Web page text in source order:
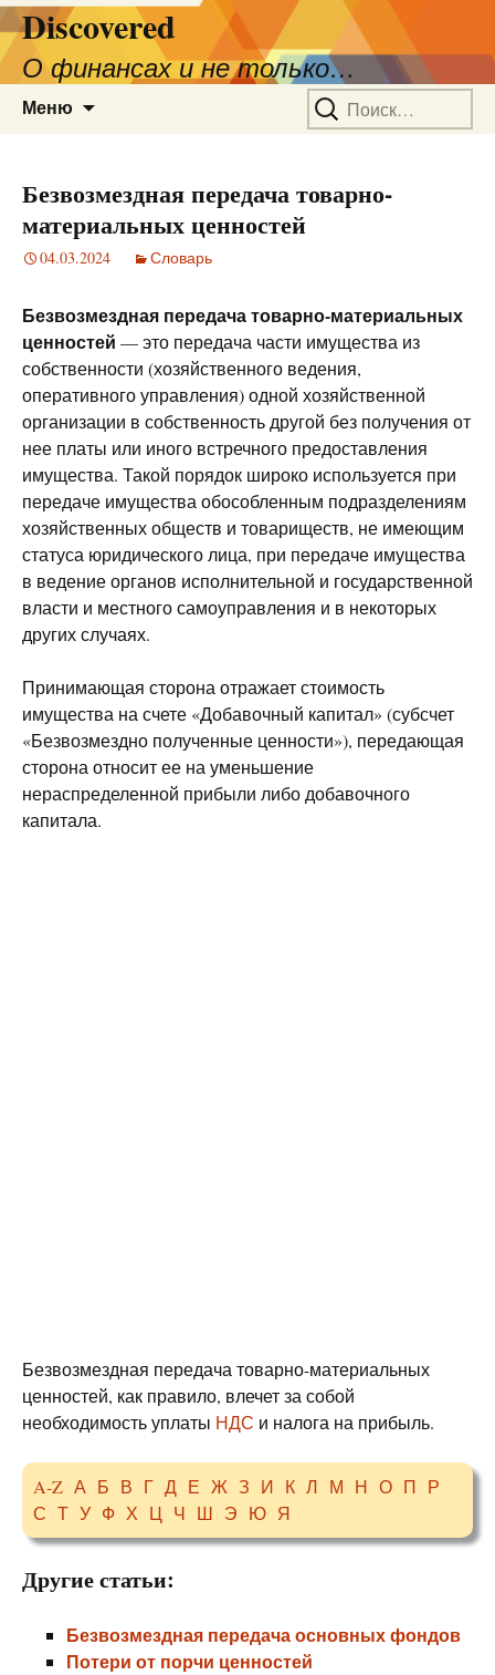
Discovered
О финансах и не только…
Меню Найти:
Безвозмездная передача товарно-
материальных ценностей
04.03.2024 Словарь
Безвозмездная передача товарно-материальных
ценностей — это передача части имущества из
собственности (хозяйственного ведения,
оперативного управления) одной хозяйственной
организации в собственность другой без получения от
нее платы или иного встречного предоставления
имущества. Такой порядок широко используется при
передаче имущества обособленным подразделениям
хозяйственных обществ и товариществ, не имеющим
статуса юридического лица, при передаче имущества
в ведение органов исполнительной и государственной
власти и местного самоуправления и в некоторых
других случаях.
Принимающая сторона отражает стоимость
имущества на счете «Добавочный капитал» (субсчет
«Безвозмездно полученные ценности»), передающая
сторона относит ее на уменьшение
нераспределенной прибыли либо добавочного
капитала.
Безвозмездная передача товарно-материальных
ценностей, как правило, влечет за собой
необходимость уплаты НДС и налога на прибыль.
A-Z А Б В Г Д Е Ж З И К Л М Н О П Р
С Т У Ф Х Ц Ч Ш Э Ю Я
Другие статьи:
Безвозмездная передача основных фондов
Потери от порчи ценностей